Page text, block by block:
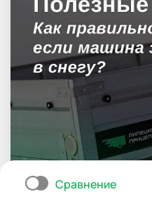
Как действовать если
Сравнение